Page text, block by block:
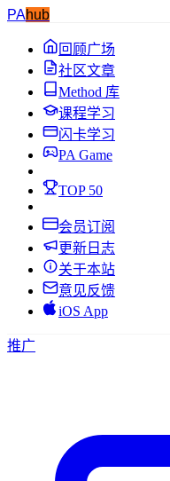
PAhub
回顾广场
社区文章
Method 库
课程学习
闪卡学习
PA Game
TOP 50
会员订阅
更新日志
关于本站
意见反馈
iOS App
推广